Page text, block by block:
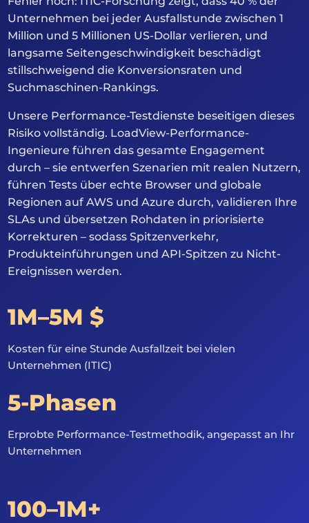
Unternehmen bei jeder Ausfallstunde zwischen 1
Million und 5 Millionen US-Dollar verlieren, und
langsame Seitengeschwindigkeit beschädigt
stillschweigend die Konversionsraten und
Suchmaschinen-Rankings.
Unsere Performance-Testdienste beseitigen dieses
Risiko vollständig. LoadView-Performance-
Ingenieure führen das gesamte Engagement
durch – sie entwerfen Szenarien mit realen Nutzern,
führen Tests über echte Browser und globale
Regionen auf AWS und Azure durch, validieren Ihre
SLAs und übersetzen Rohdaten in priorisierte
Korrekturen – sodass Spitzenverkehr,
Produkteinführungen und API-Spitzen zu Nicht-
Ereignissen werden.
1M–5M $
Kosten für eine Stunde Ausfallzeit bei vielen
Unternehmen (ITIC)
5-Phasen
Erprobte Performance-Testmethodik, angepasst an Ihr
Unternehmen
100–1M+